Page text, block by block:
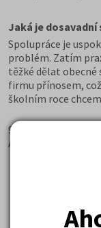
Jaká je
Spolupráce je
problém. Zatím
těžké dělat obecné
firmu přínosem,
školním roce
9.3.2010
Autor: Jiří Kadlec